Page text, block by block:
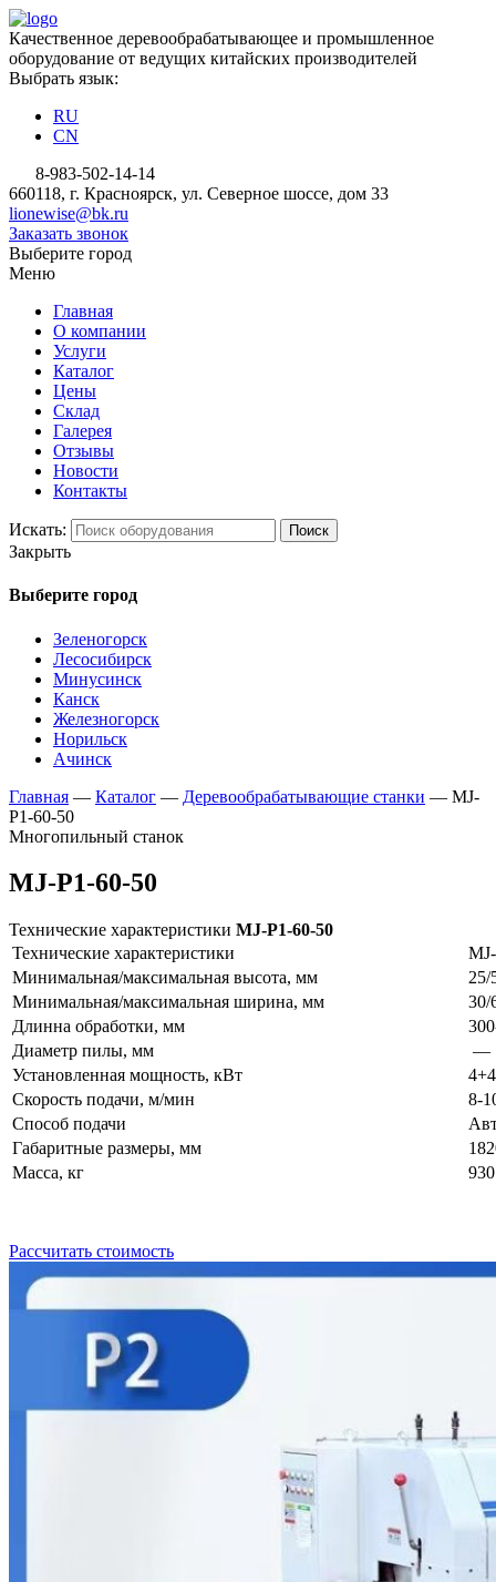
Качественное деревообрабатывающее и промышленное
оборудование от ведущих китайских производителей
Выбрать язык:
RU
CN
8-983-502-14-14
660118, г. Красноярск, ул. Северное шоссе, дом 33
lionewise@bk.ru
Заказать звонок
Выберите город
Меню
Главная
О компании
Услуги
Каталог
Цены
Склад
Галерея
Отзывы
Новости
Контакты
Искать: Поиск
Закрыть
Выберите город
Зеленогорск
Лесосибирск
Минусинск
Канск
Железногорск
Норильск
Ачинск
Главная — Каталог — Деревообрабатывающие станки — MJ-
P1-60-50
Многопильный станок
MJ-P1-60-50
Технические характеристики MJ-P1-60-50
Технические характеристики
Минимальная/максимальная высота, мм
25/
Минимальная/максимальная ширина, мм
30/
Длинна обработки, мм
Диаметр пилы, мм
—
Установленная мощность, кВт
4+4
Скорость подачи, м/мин
8-
Способ подачи
Габаритные размеры, мм
Масса, кг
930
Рассчитать стоимость